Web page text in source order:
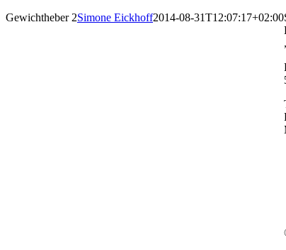
Gewichtheber 2Simone Eickhoff2014-08-31T12:07:17+02:00